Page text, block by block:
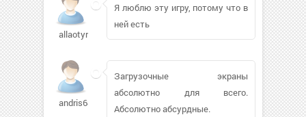
allaotyrba942
Я люблю эту игру, потому что в
ней есть
andris68
Загрузочные экраны
абсолютно для всего.
Абсолютно абсурдные.